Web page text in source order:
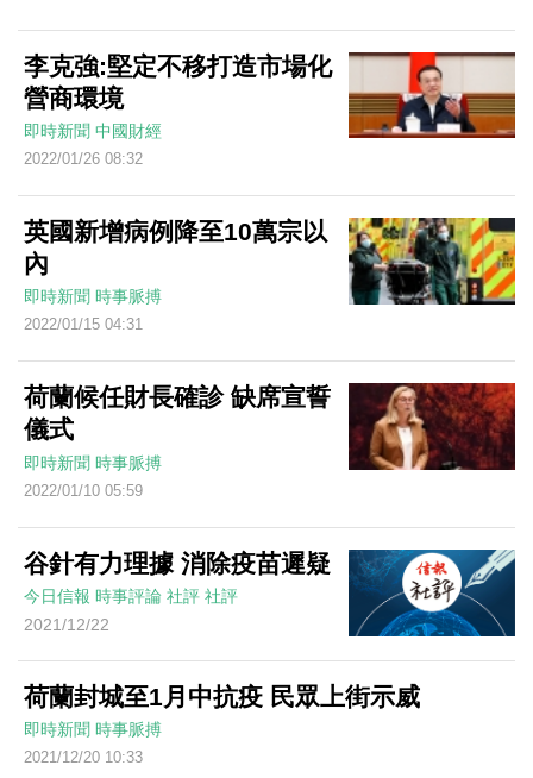
李克強:堅定不移打造市場化
營商環境
即時新聞 中國財經
2022/01/26 08:32
英國新增病例降至10萬宗以
內
即時新聞 時事脈搏
2022/01/15 04:31
荷蘭候任財長確診 缺席宣誓
儀式
即時新聞 時事脈搏
2022/01/10 05:59
谷針有力理據 消除疫苗遲疑
今日信報 時事評論 社評 社評
2021/12/22
荷蘭封城至1月中抗疫 民眾上街示威
即時新聞 時事脈搏
2021/12/20 10:33